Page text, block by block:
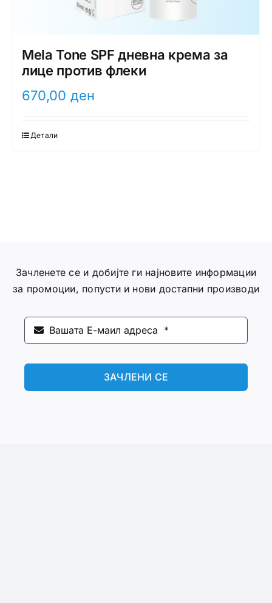
Mela Tone SPF дневна крема за
лице против флеки
670,00 ден
Детали
Зачленете се и добијте ги најновите информации
за промоции, попусти и нови достапни производи
ЗАЧЛЕНИ СЕ